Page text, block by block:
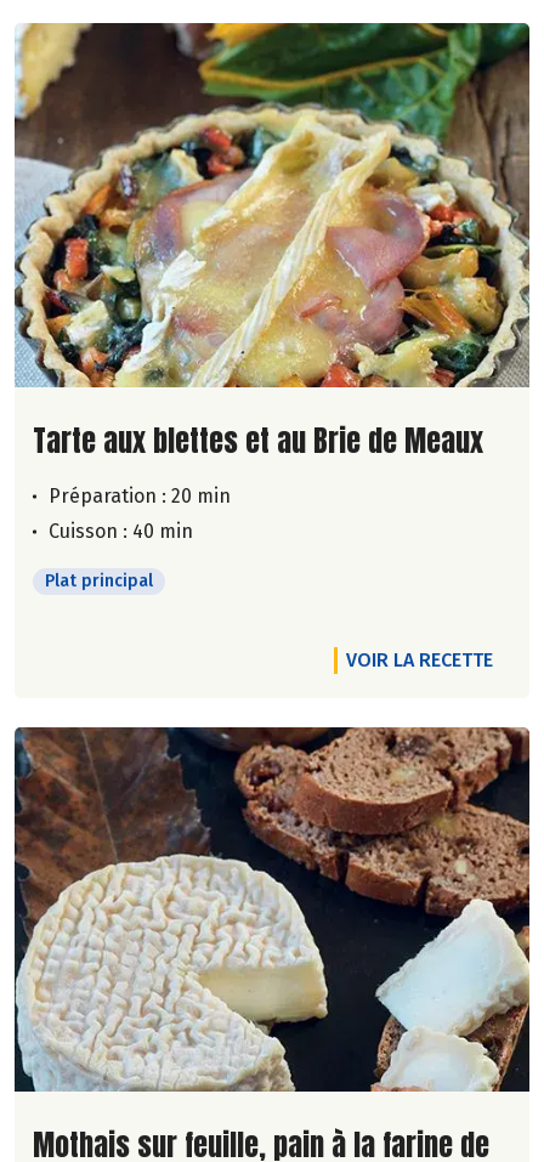
Lire la suite de la recette
Tarte aux blettes et au Brie de Meaux
Préparation : 20 min
Cuisson : 40 min
Plat principal
VOIR LA RECETTE
Lire la suite de la recette
Mothais sur feuille, pain à la farine de